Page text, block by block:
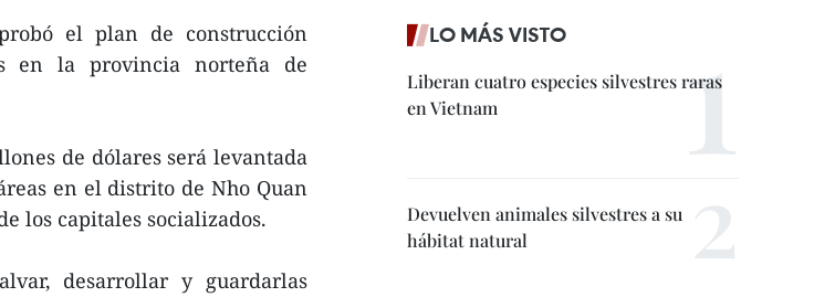
el plan de construcción
en la provincia norteña de
de dólares será levantada
en el distrito de Nho Quan
los capitales socializados.
desarrollar y guardarlas
LO MÁS VISTO
Liberan cuatro especies silvestres raras
en Vietnam
Devuelven animales silvestres a su
hábitat natural